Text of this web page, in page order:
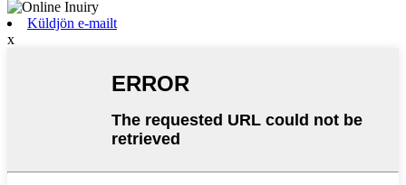
Küldjön e-mailt
x